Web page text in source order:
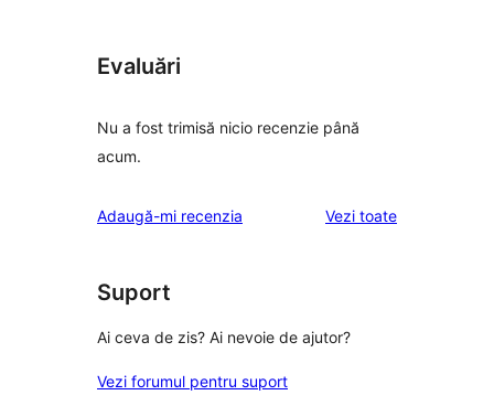
Evaluări
Nu a fost trimisă nicio recenzie până
acum.
Adaugă-mi recenzia Vezi toaterecenziile
Suport
Ai ceva de zis? Ai nevoie de ajutor?
Vezi forumul pentru suport